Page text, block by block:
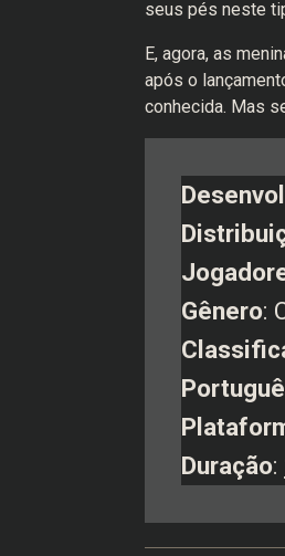
seus pés neste
E, agora, as
após o
conhecida. Mas
Gênero:
Duração: